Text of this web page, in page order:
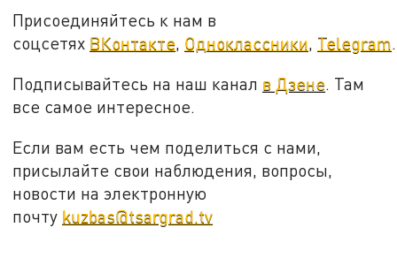
Присоединяйтесь к нам в
соцсетях ВКонтакте, Одноклассники, Telegram.
Подписывайтесь на наш канал в Дзене. Там
все самое интересное.
Если вам есть чем поделиться с нами,
присылайте свои наблюдения, вопросы,
новости на электронную
почту kuzbas@tsargrad.tv